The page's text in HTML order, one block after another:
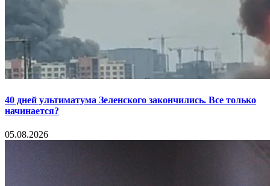
40 дней ультиматума Зеленского закончились. Все только
начинается?
05.08.2026